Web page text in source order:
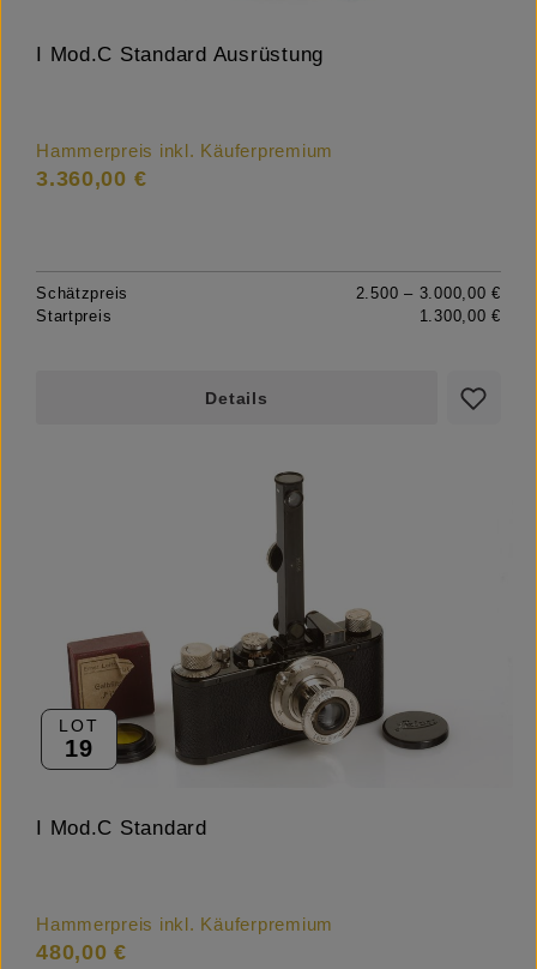
I Mod.C Standard Ausrüstung
Hammerpreis inkl. Käuferpremium
3.360,00 €
Schätzpreis
2.500 – 3.000,00 €
Startpreis
1.300,00 €
Details
LOT
19
I Mod.C Standard
Hammerpreis inkl. Käuferpremium
480,00 €